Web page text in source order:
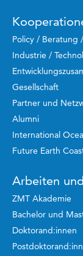
Policy / Beratung
Industrie /
Gesellschaft
Partner und
Alumni
International
Future Earth
Arbeiten
ZMT Akademie
Bachelor und
Doktorand:innen